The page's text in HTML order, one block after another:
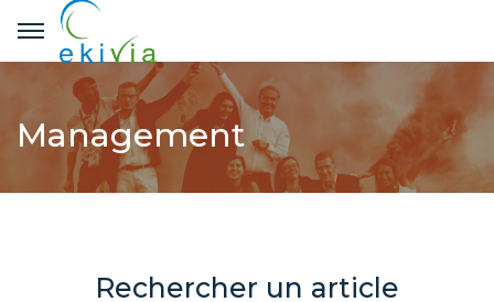
Management
Rechercher un article